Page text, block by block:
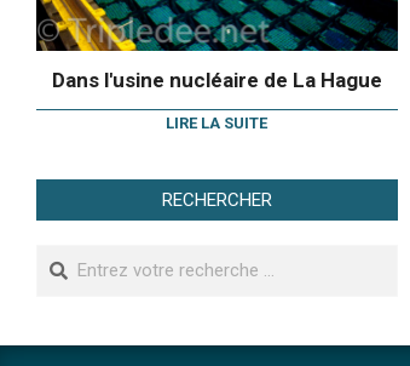
Dans l'usine nucléaire de La Hague
LIRE LA SUITE
RECHERCHER